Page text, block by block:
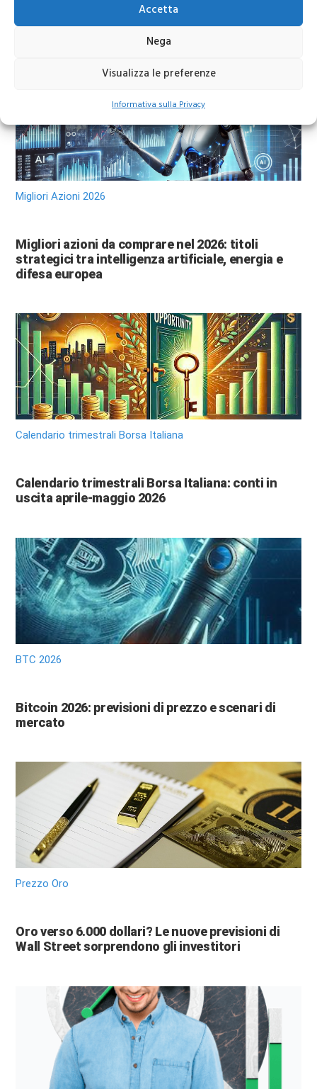
Accetta
Nega
Visualizza le preferenze
Informativa sulla Privacy
Previsioni USDJPY 2026
Migliori Azioni 2026
Migliori azioni da comprare nel 2026: titoli
strategici tra intelligenza artificiale, energia e
difesa europea
Calendario trimestrali Borsa Italiana
Calendario trimestrali Borsa Italiana: conti in
uscita aprile-maggio 2026
BTC 2026
Bitcoin 2026: previsioni di prezzo e scenari di
mercato
Prezzo Oro
Oro verso 6.000 dollari? Le nuove previsioni di
Wall Street sorprendono gli investitori